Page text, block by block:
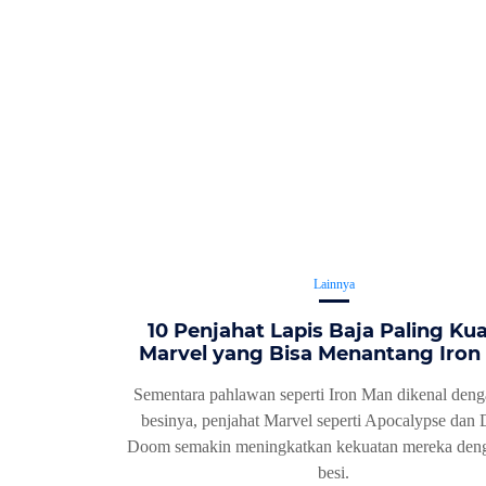
Lainnya
10 Penjahat Lapis Baja Paling
Marvel yang Bisa Menantang Iron
Sementara pahlawan seperti Iron Man dikenal
besinya, penjahat Marvel seperti Apocalypse dan
Doom semakin meningkatkan kekuatan mereka
besi.